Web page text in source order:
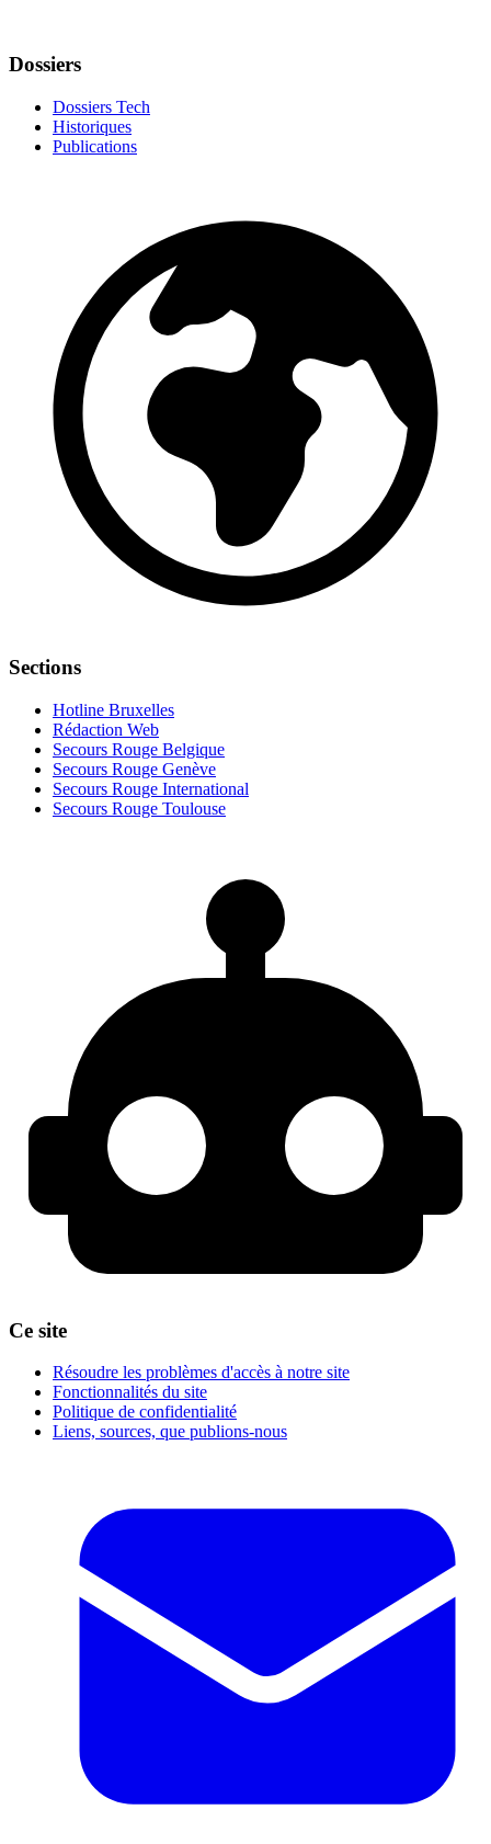
Dossiers
Dossiers Tech
Historiques
Publications
Sections
Hotline Bruxelles
Rédaction Web
Secours Rouge Belgique
Secours Rouge Genève
Secours Rouge International
Secours Rouge Toulouse
Ce site
Résoudre les problèmes d'accès à notre site
Fonctionnalités du site
Politique de confidentialité
Liens, sources, que publions-nous